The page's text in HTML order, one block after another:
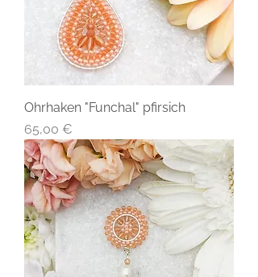
Ohrhaken "Funchal" pfirsich
Preis
65,00 €